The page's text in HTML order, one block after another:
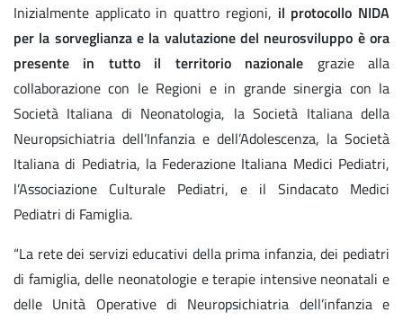
Inizialmente applicato in quattro regioni, il protocollo NIDA
per la sorveglianza e la valutazione del neurosviluppo è ora
presente in tutto il territorio nazionale grazie alla
collaborazione con le Regioni e in grande sinergia con la
Società Italiana di Neonatologia, la Società Italiana della
Neuropsichiatria dell’Infanzia e dell’Adolescenza, la Società
Italiana di Pediatria, la Federazione Italiana Medici Pediatri,
l’Associazione Culturale Pediatri, e il Sindacato Medici
Pediatri di Famiglia.
“La rete dei servizi educativi della prima infanzia, dei pediatri
di famiglia, delle neonatologie e terapie intensive neonatali e
delle Unità Operative di Neuropsichiatria dell’infanzia e